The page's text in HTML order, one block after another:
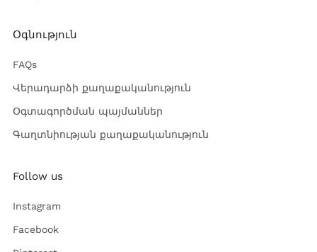
Օգնություն
FAQs
Վերադարձի քաղաքականություն
Օգտագործման պայմաններ
Գաղտնիության քաղաքականություն
Follow us
Instagram
Facebook